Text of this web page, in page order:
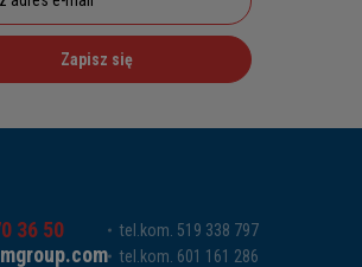
Zapisz się
36 50
tel.kom. 519 338 797
tel.kom. 601 161 286